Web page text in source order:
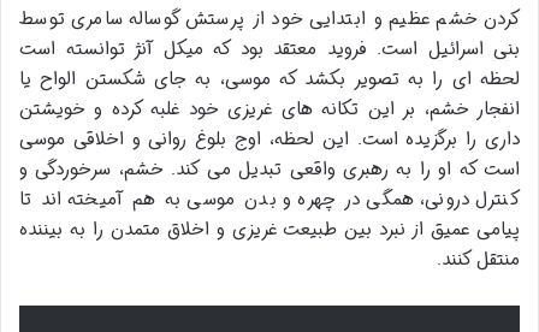
کردن خشم عظیم و ابتدایی خود از پرستش گوساله سامری توسط
بنی اسرائیل است. فروید معتقد بود که میکل آنژ توانسته است
لحظه ای را به تصویر بکشد که موسی، به جای شکستن الواح یا
انفجار خشم، بر این تکانه های غریزی خود غلبه کرده و خویشتن
داری را برگزیده است. این لحظه، اوج بلوغ روانی و اخلاقی موسی
است که او را به رهبری واقعی تبدیل می کند. خشم، سرخوردگی و
کنترل درونی، همگی در چهره و بدن موسی به هم آمیخته اند تا
پیامی عمیق از نبرد بین طبیعت غریزی و اخلاق متمدن را به بیننده
منتقل کنند.